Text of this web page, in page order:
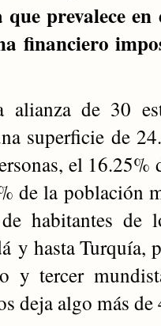
prevalece
financiero
de 30
superficie de
el 16.25%
de la población
habitantes de
y hasta Turquía,
y tercer
deja algo más